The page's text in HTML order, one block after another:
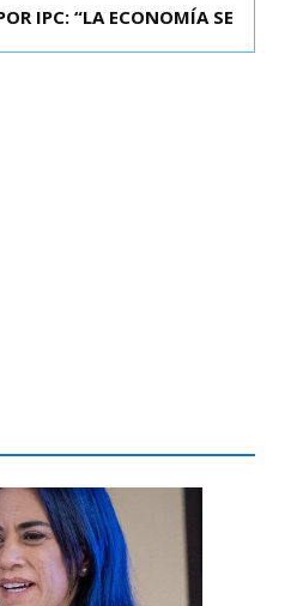
EL PRESIDENTE ELECTO DE
IPC: “LA ECONOMÍA SE